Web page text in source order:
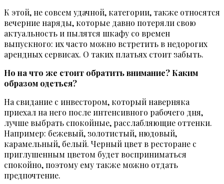
К этой, не совсем удачной, категории, также относятся
вечерние наряды, которые давно потеряли свою
актуальность и пылятся шкафу со времен
выпускного: их часто можно встретить в недорогих
арендных сервисах. О таких платьях стоит забыть.
Но на что же стоит обратить внимание? Каким
образом одеться?
На свидание с инвестором, который наверняка
приехал на него после интенсивного рабочего дня,
лучше выбрать спокойные, расслабляющие оттенки.
Например: бежевый, золотистый, нюдовый,
карамельный, белый. Черный цвет в ресторане с
приглушенным цветом будет восприниматься
спокойно, поэтому ему также можно отдать
предпочтение.